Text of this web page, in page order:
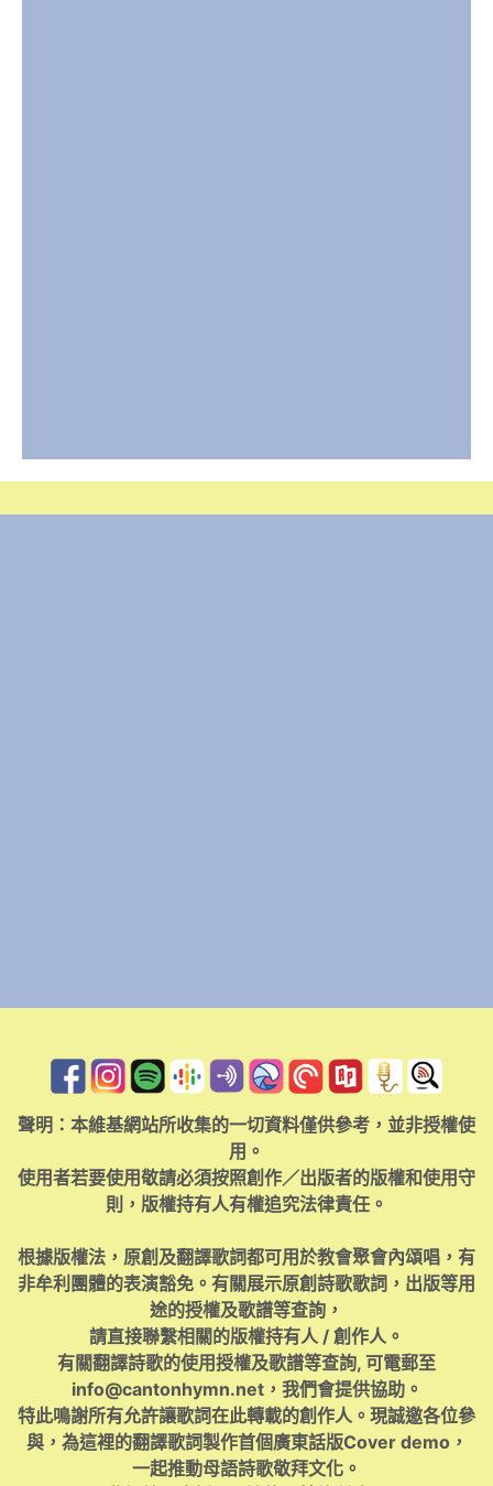
聲明：本維基網站所收集的一切資料僅供參考，並非授權使
用。
使用者若要使用敬請必須按照創作／出版者的版權和使用守
則，版權持有人有權追究法律責任。
根據版權法，原創及翻譯歌詞都可用於教會聚會內頌唱，有
非牟利團體的表演豁免。有關展示原創詩歌歌詞，出版等用
途的授權及歌譜等查詢，
請直接聯繫相關的版權持有人 / 創作人。
有關翻譯詩歌的使用授權及歌譜等查詢, 可電郵至
info@cantonhymn.net，我們會提供協助。
特此鳴謝所有允許讓歌詞在此轉載的創作人。現誠邀各位參
與，為這裡的翻譯歌詞製作首個廣東話版Cover demo，
一起推動母語詩歌敬拜文化。